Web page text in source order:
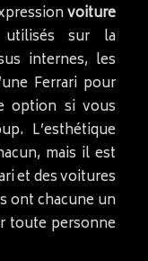
voiture
sur la
internes, les
Ferrari pour
option si vous
L’esthétique
mais il est
et des voitures
ont chacune un
toute personne